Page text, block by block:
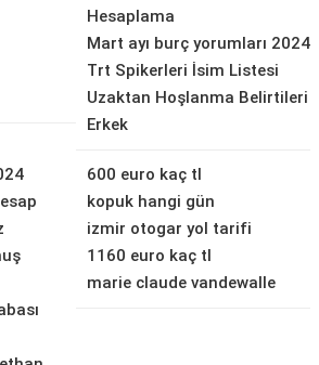
Hesaplama
Mart ayı burç yorumları 2024
Trt Spikerleri İsim Listesi
Uzaktan Hoşlanma Belirtileri
Erkek
600 euro kaç tl
kopuk hangi gün
izmir otogar yol tarifi
1160 euro kaç tl
marie claude vandewalle